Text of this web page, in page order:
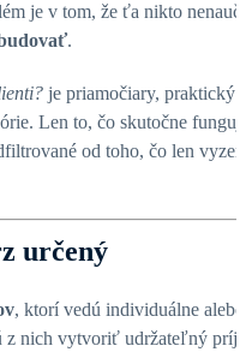
je v tom, že ťa nikto
.
je priamočiary, praktický
Len to, čo skutočne
od toho, čo len
určený
, ktorí vedú individuálne alebo
z nich vytvoriť udržateľný